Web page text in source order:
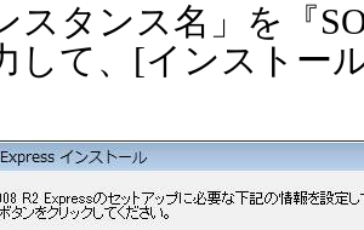
スタンス名」を『
して、 [インストー